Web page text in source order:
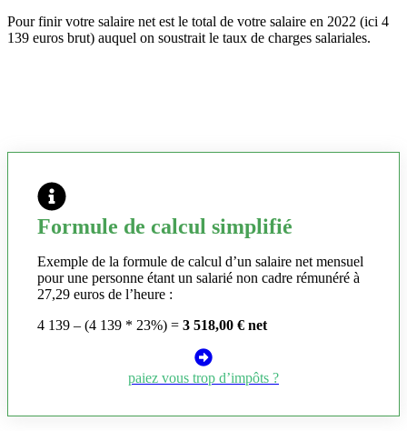
Pour finir votre salaire net est le total de votre salaire en 2022 (ici 4
139 euros brut) auquel on soustrait le taux de charges salariales.
Formule de calcul simplifié
Exemple de la formule de calcul d’un salaire net mensuel
pour une personne étant un salarié non cadre rémunéré à
27,29 euros de l’heure :
4 139 – (4 139 * 23%) = 3 518,00 € net
paiez vous trop d’impôts ?